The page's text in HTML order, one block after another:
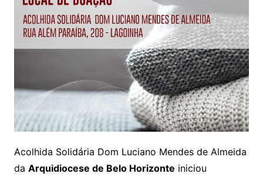
Acolhida Solidária Dom Luciano Mendes de Almeida
da Arquidiocese de Belo Horizonte iniciou